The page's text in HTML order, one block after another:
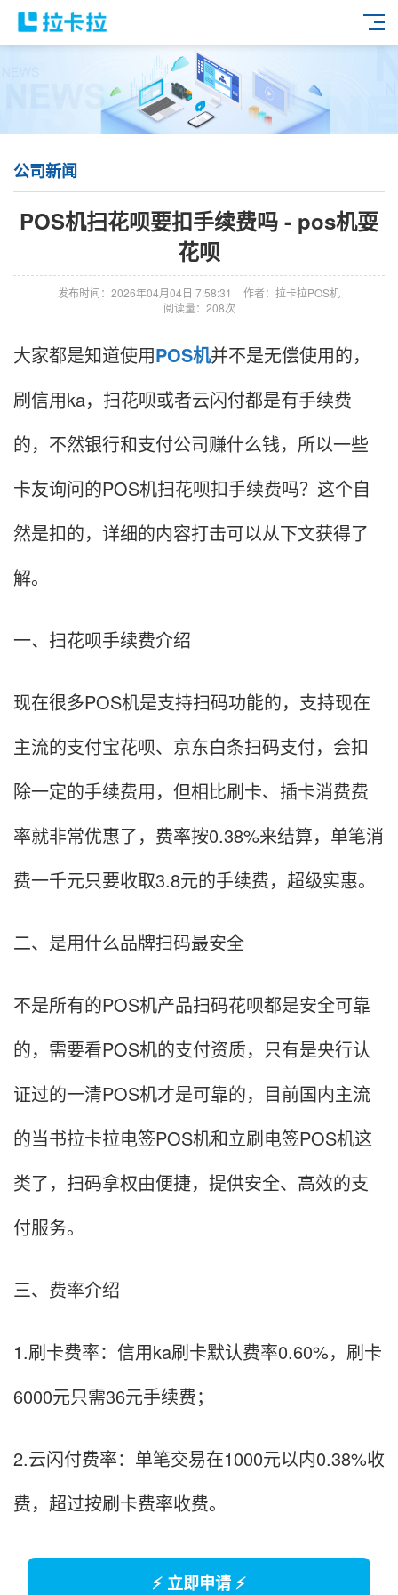
公司新闻
POS机扫花呗要扣手续费吗 - pos机耍
花呗
发布时间：2026年04月04日 7:58:31
作者：拉卡拉POS机
阅读量：208次
大家都是知道使用POS机并不是无偿使用的，
刷信用ka，扫花呗或者云闪付都是有手续费
的，不然银行和支付公司赚什么钱，所以一些
卡友询问的POS机扫花呗扣手续费吗？这个自
然是扣的，详细的内容打击可以从下文获得了
解。
一、扫花呗手续费介绍
现在很多POS机是支持扫码功能的，支持现在
主流的支付宝花呗、京东白条扫码支付，会扣
除一定的手续费用，但相比刷卡、插卡消费费
率就非常优惠了，费率按0.38%来结算，单笔消
费一千元只要收取3.8元的手续费，超级实惠。
二、是用什么品牌扫码最安全
不是所有的POS机产品扫码花呗都是安全可靠
的，需要看POS机的支付资质，只有是央行认
证过的一清POS机才是可靠的，目前国内主流
的当书拉卡拉电签POS机和立刷电签POS机这
类了，扫码拿权由便捷，提供安全、高效的支
付服务。
三、费率介绍
1.刷卡费率：信用ka刷卡默认费率0.60%，刷卡
6000元只需36元手续费；
2.云闪付费率：单笔交易在1000元以内0.38%收
费，超过按刷卡费率收费。
⚡ 立即申请 ⚡